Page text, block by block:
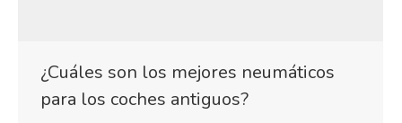
¿Cuáles son los mejores neumáticos
para los coches antiguos?